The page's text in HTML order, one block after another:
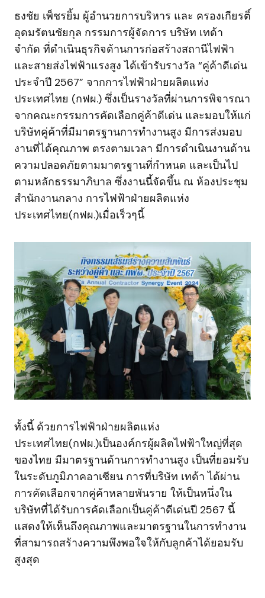
ธงชัย เพ็ชรยิ้ม ผู้อำนวยการบริหาร และ ครองเกียรติ์
อุดมรัตนชัยกุล กรรมการผู้จัดการ บริษัท เทด้า
จำกัด ที่ดำเนินธุรกิจด้านการก่อสร้างสถานีไฟฟ้า
และสายส่งไฟฟ้าแรงสูง ได้เข้ารับรางวัล “คู่ค้าดีเด่น
ประจำปี 2567” จากการไฟฟ้าฝ่ายผลิตแห่ง
ประเทศไทย (กฟผ.) ซึ่งเป็นรางวัลที่ผ่านการพิจารณา
จากคณะกรรมการคัดเลือกคู่ค้าดีเด่น และมอบให้แก่
บริษัทคู่ค้าที่มีมาตรฐานการทำงานสูง มีการส่งมอบ
งานที่ได้คุณภาพ ตรงตามเวลา มีการดำเนินงานด้าน
ความปลอดภัยตามมาตรฐานที่กำหนด และเป็นไป
ตามหลักธรรมาภิบาล ซึ่งงานนี้จัดขึ้น ณ ห้องประชุม
สำนักงานกลาง การไฟฟ้าฝ่ายผลิตแห่ง
ประเทศไทย(กฟผ.)เมื่อเร็วๆนี้
ทั้งนี้ ด้วยการไฟฟ้าฝ่ายผลิตแห่ง
ประเทศไทย(กฟผ.)เป็นองค์กรผู้ผลิตไฟฟ้าใหญ่ที่สุด
ของไทย มีมาตรฐานด้านการทำงานสูง เป็นที่ยอมรับ
ในระดับภูมิภาคอาเซียน การที่บริษัท เทด้า ได้ผ่าน
การคัดเลือกจากคู่ค้าหลายพันราย ให้เป็นหนึ่งใน
บริษัทที่ได้รับการคัดเลือกเป็นคู่ค้าดีเด่นปี 2567 นี้
แสดงให้เห็นถึงคุณภาพและมาตรฐานในการทำงาน
ที่สามารถสร้างความพึงพอใจให้กับลูกค้าได้ยอมรับ
สูงสุด